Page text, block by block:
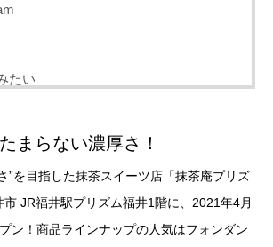
たい
まらない濃厚さ！
”を目指した抹茶スイーツ店「抹茶庵プリズ
市 JR福井駅プリズム福井1階に、2021年4月
ン！商品ラインナップの人気はフォンダン